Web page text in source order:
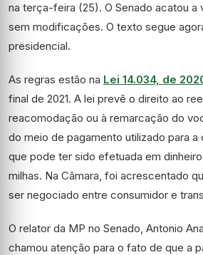
na terça-feira (25). O Senado acatou a
sem modificações. O texto segue
presidencial.
As regras estão na Lei 14.034, de
final de 2021. A lei prevê o direito ao
reacomodação ou à remarcação do
do meio de pagamento utilizado para
que pode ter sido efetuada em
milhas. Na Câmara, foi acrescentado
ser negociado entre consumidor e
O relator da MP no Senado, Antonio
chamou atenção para o fato de que a